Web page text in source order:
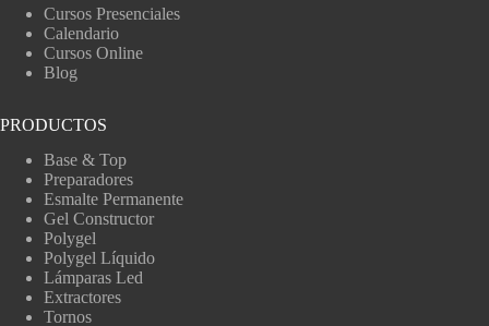
Cursos Presenciales
Calendario
Cursos Online
Blog
PRODUCTOS
Base & Top
Preparadores
Esmalte Permanente
Gel Constructor
Polygel
Polygel Líquido
Lámparas Led
Extractores
Tornos